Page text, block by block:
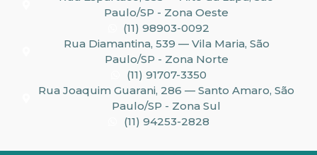
Paulo/SP - Zona Oeste
(11) 98903-0092
Rua Diamantina, 539 — Vila Maria, São
Paulo/SP - Zona Norte
(11) 91707-3350
Rua Joaquim Guarani, 286 — Santo Amaro, São
Paulo/SP - Zona Sul
(11) 94253-2828